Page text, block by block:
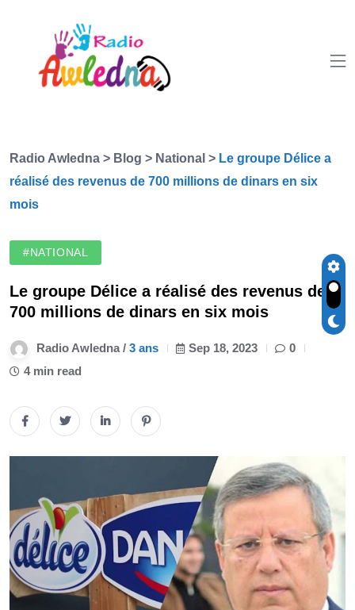
Radio Awledna > Blog > National > Le groupe Délice a
réalisé des revenus de 700 millions de dinars en six
mois
#NATIONAL
Le groupe Délice a réalisé des revenus de
700 millions de dinars en six mois
Radio Awledna / 3 ans Sep 18, 2023
0
4 min read